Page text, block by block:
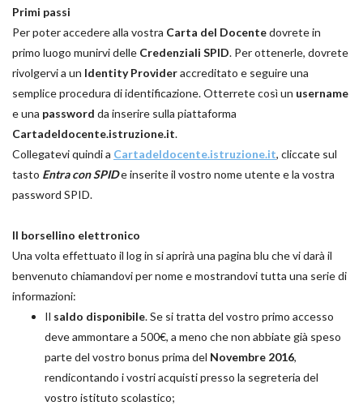
Primi passi
Per poter accedere alla vostra Carta del Docentedovrete in
primo luogo munirvi delle Credenziali SPID. Per ottenerle, dovrete
rivolgervi a un Identity Provideraccreditato e seguire una
semplice procedura di identificazione. Otterrete così un username
e una password da inserire sulla piattaforma
Cartadeldocente.istruzione.it.
Collegatevi quindi a Cartadeldocente.istruzione.it, cliccate sul
tasto Entra con SPIDe inserite il vostro nome utente e la vostra
password SPID.
Il borsellino elettronico
Una volta effettuato il log in si aprirà una pagina blu che vi darà il
benvenuto chiamandovi per nome e mostrandovi tutta una serie di
informazioni:
Il saldo disponibile. Se si tratta del vostro primo accesso
deve ammontare a 500€, a meno che non abbiate già speso
parte del vostro bonus prima del Novembre 2016,
rendicontando i vostri acquisti presso la segreteria del
vostro istituto scolastico;